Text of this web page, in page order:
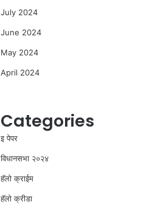
July 2024
June 2024
May 2024
April 2024
Categories
इ पेपर
विधानसभा २०२४
⁠हॅलो क्राईम
हॅलो क्रीडा